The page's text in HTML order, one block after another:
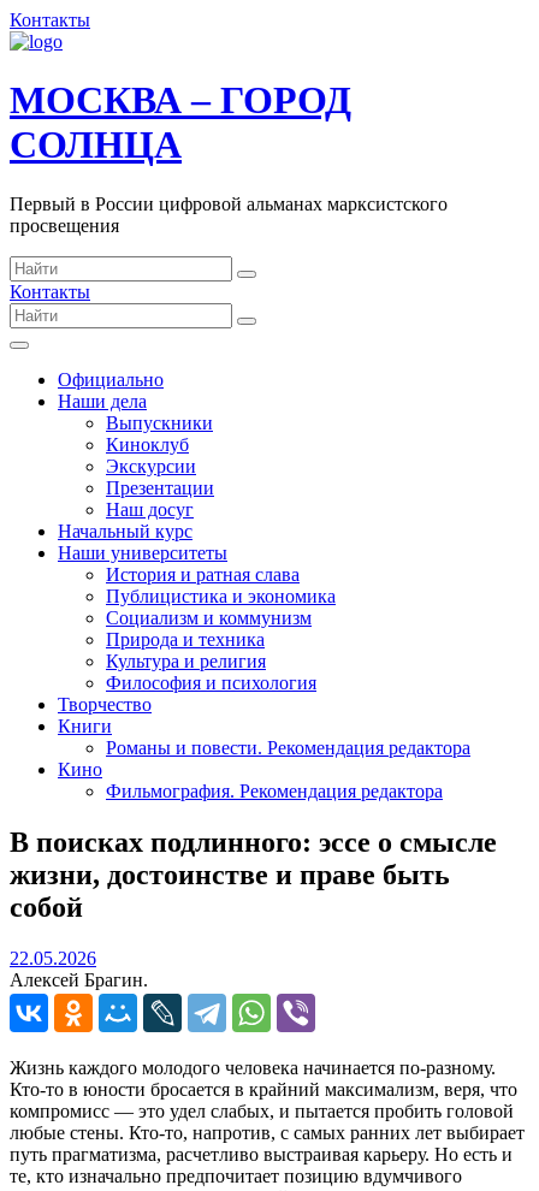
Контакты
МОСКВА – ГОРОД
СОЛНЦА
Первый в России цифровой альманах марксистского
просвещения
Контакты
Официально
Наши дела
Выпускники
Киноклуб
Экскурсии
Презентации
Наш досуг
Начальный курс
Наши университеты
История и ратная слава
Публицистика и экономика
Социализм и коммунизм
Природа и техника
Культура и религия
Философия и психология
Творчество
Книги
Романы и повести. Рекомендация редактора
Кино
Фильмография. Рекомендация редактора
В поисках подлинного: эссе о смысле
жизни, достоинстве и праве быть
собой
22.05.202622.05.2026
Алексей Брагин.
Жизнь каждого молодого человека начинается по-разному.
Кто-то в юности бросается в крайний максимализм, веря, что
компромисс — это удел слабых, и пытается пробить головой
любые стены. Кто-то, напротив, с самых ранних лет выбирает
путь прагматизма, расчетливо выстраивая карьеру. Но есть и
те, кто изначально предпочитает позицию вдумчивого